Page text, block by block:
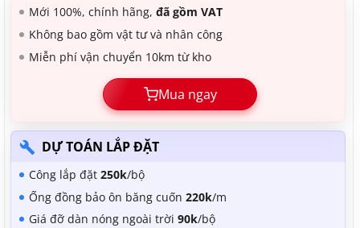
là:
16.500.000.
tại
là:
13.890.000.
Mới 100%, chính hãng, đã gồm VAT
Không bao gồm vật tư và nhân công
Miễn phí vận chuyển 10km từ kho
Mua ngay
DỰ TOÁN LẮP ĐẶT
Công lắp đặt 250k/bộ
Ống đồng bảo ôn băng cuốn 220k/m
Giá đỡ dàn nóng ngoài trời 90k/bộ